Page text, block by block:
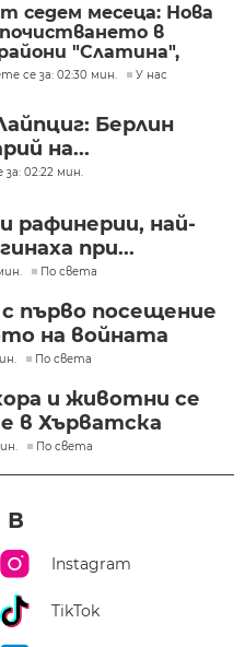
седем месеца: Нова
в
"Слатина",
се за: 02:30 мин. У нас
Берлин
на...
02:22 мин.
рафинерии, най-
при...
По света
първо посещение
на войната
По света
и животни се
в Хърватска
По света
В
Instagram
TikTok